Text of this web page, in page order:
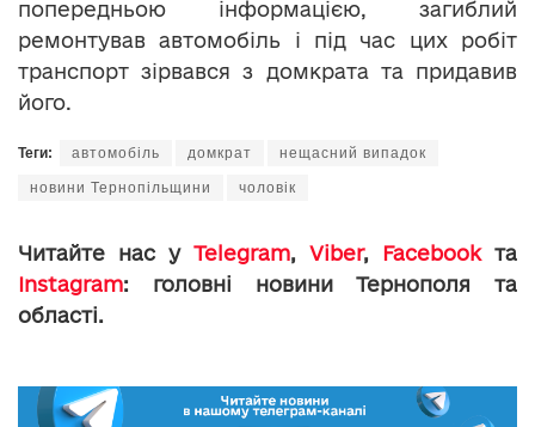
попередньою інформацією, загиблий
ремонтував автомобіль і під час цих робіт
транспорт зірвався з домкрата та придавив
його.
Теги: автомобіль домкрат нещасний випадок
новини Тернопільщини чоловік
Читайте нас у Telegram, Viber, Facebookта
Instagram: головні новини Тернополя та
області.